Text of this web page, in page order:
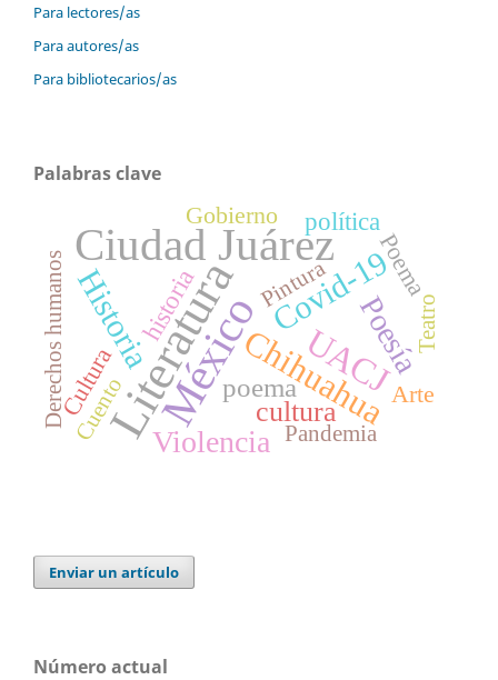
Para lectores/as
Para autores/as
Para bibliotecarios/as
Palabras clave
Literatura
Ciudad Juárez
México UACJ
Chihuahua
Historia Covid-19Poesía
Violencia
cultura
poema
política
historia
Cultura
Poema
Arte
Gobierno
Teatro
Derechos humanos
Pandemia
Cuento
Pintura
Enviar un artículo
Número actual